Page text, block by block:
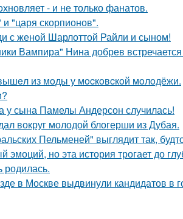
- и не только фанатов.
"царя скорпионов".
с женой Шарлоттой Райли и сыном!
Вампира" Нина добрев
из мoды у мocкoвcкoй мoлoдёжи.
у сына Памелы Андерсон случилась!
вокруг молодой блогерши из Дубая.
Пельменей" выглядит так,
эмоций, но эта история трогает до
родилась.
в Москве выдвинули кандидатов в